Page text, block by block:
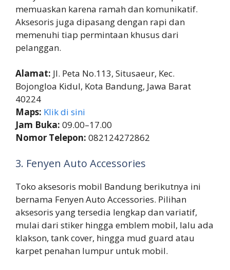
memuaskan karena ramah dan komunikatif.
Aksesoris juga dipasang dengan rapi dan
memenuhi tiap permintaan khusus dari
pelanggan.
Alamat: Jl. Peta No.113, Situsaeur, Kec.
Bojongloa Kidul, Kota Bandung, Jawa Barat
40224
Maps: Klik di sini
Jam Buka: 09.00–17.00
Nomor Telepon: 082124272862
3. Fenyen Auto Accessories
Toko aksesoris mobil Bandung berikutnya ini
bernama Fenyen Auto Accessories. Pilihan
aksesoris yang tersedia lengkap dan variatif,
mulai dari stiker hingga emblem mobil, lalu ada
klakson, tank cover, hingga mud guard atau
karpet penahan lumpur untuk mobil.